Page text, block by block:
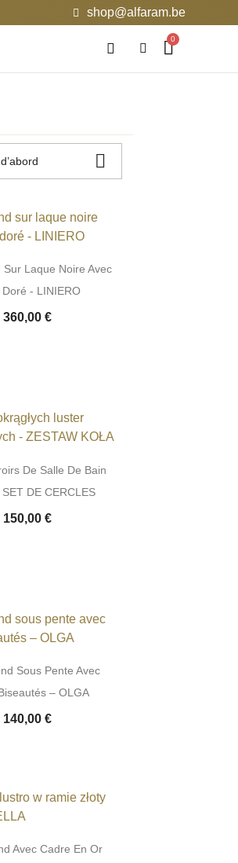
shop@alfaram.be

Sur Laque Noire Avec
Doré - LINIERO
360,00 €
De Salle De Bain
DE CERCLES
150,00 €
Sous Pente Avec
– OLGA
140,00 €
Avec Cadre En Or